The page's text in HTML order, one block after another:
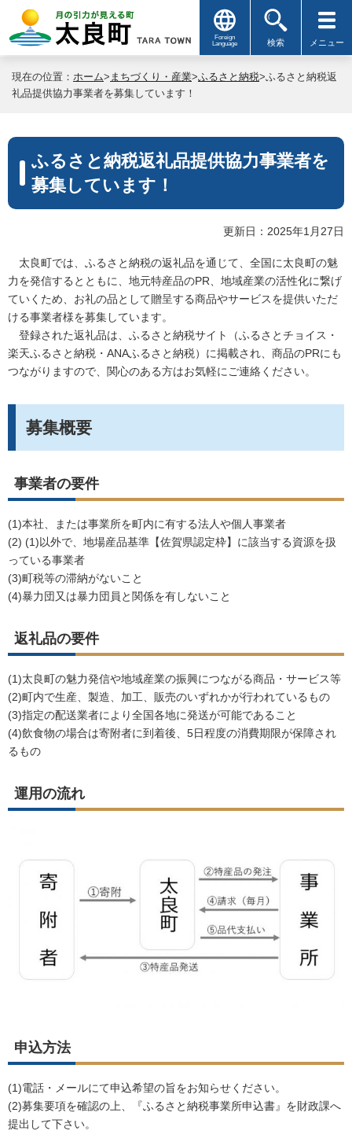
Foreign
Language
検索 メニュー
現在の位置： ホーム> まちづくり・産業>ふるさと納税>ふるさと納税返
礼品提供協力事業者を募集しています！
ふるさと納税返礼品提供協力事業者を
募集しています！
更新日：2025年1月27日
太良町では、ふるさと納税の返礼品を通じて、全国に太良町の魅
力を発信するとともに、地元特産品のPR、地域産業の活性化に繋げ
ていくため、お礼の品として贈呈する商品やサービスを提供いただ
ける事業者様を募集しています。
登録された返礼品は、ふるさと納税サイト（ふるさとチョイス・
楽天ふるさと納税・ANAふるさと納税）に掲載され、商品のPRにも
つながりますので、関心のある方はお気軽にご連絡ください。
募集概要
事業者の要件
(1)本社、または事業所を町内に有する法人や個人事業者
(2) (1)以外で、地場産品基準【佐賀県認定枠】に該当する資源を扱
っている事業者
(3)町税等の滞納がないこと
(4)暴力団又は暴力団員と関係を有しないこと
返礼品の要件
(1)太良町の魅力発信や地域産業の振興につながる商品・サービス等
(2)町内で生産、製造、加工、販売のいずれかが行われているもの
(3)指定の配送業者により全国各地に発送が可能であること
(4)飲食物の場合は寄附者に到着後、5日程度の消費期限が保障され
るもの
運用の流れ
申込方法
(1)電話・メールにて申込希望の旨をお知らせください。
(2)募集要項を確認の上、『ふるさと納税事業所申込書』を財政課へ
提出して下さい。